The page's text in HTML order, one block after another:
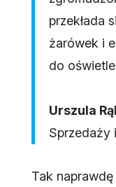
przekłada
żarówek i
do
Urszula
Sprzedaży
Tak